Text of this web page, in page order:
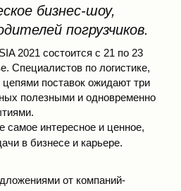
бизнес-шоу,
погрузчиков.
2021 состоится с 21 по 23
Специалистов по логистике,
поставок ожидают три
полезными и одновременно
самое интересное и ценное,
в бизнесе и карьере.
от компаний-